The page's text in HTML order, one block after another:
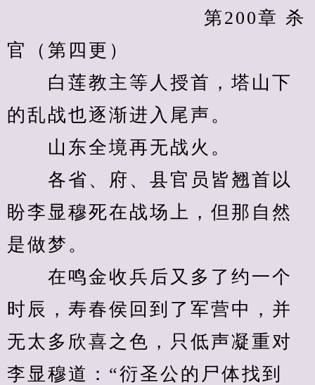
官（第四更）
白莲教主等人授首，塔山下
的乱战也逐渐进入尾声。
山东全境再无战火。
各省、府、县官员皆翘首以
盼李显穆死在战场上，但那自然
是做梦。
在鸣金收兵后又多了约一个
时辰，寿春侯回到了军营中，并
无太多欣喜之色，只低声凝重对
李显穆道：“衍圣公的尸体找到